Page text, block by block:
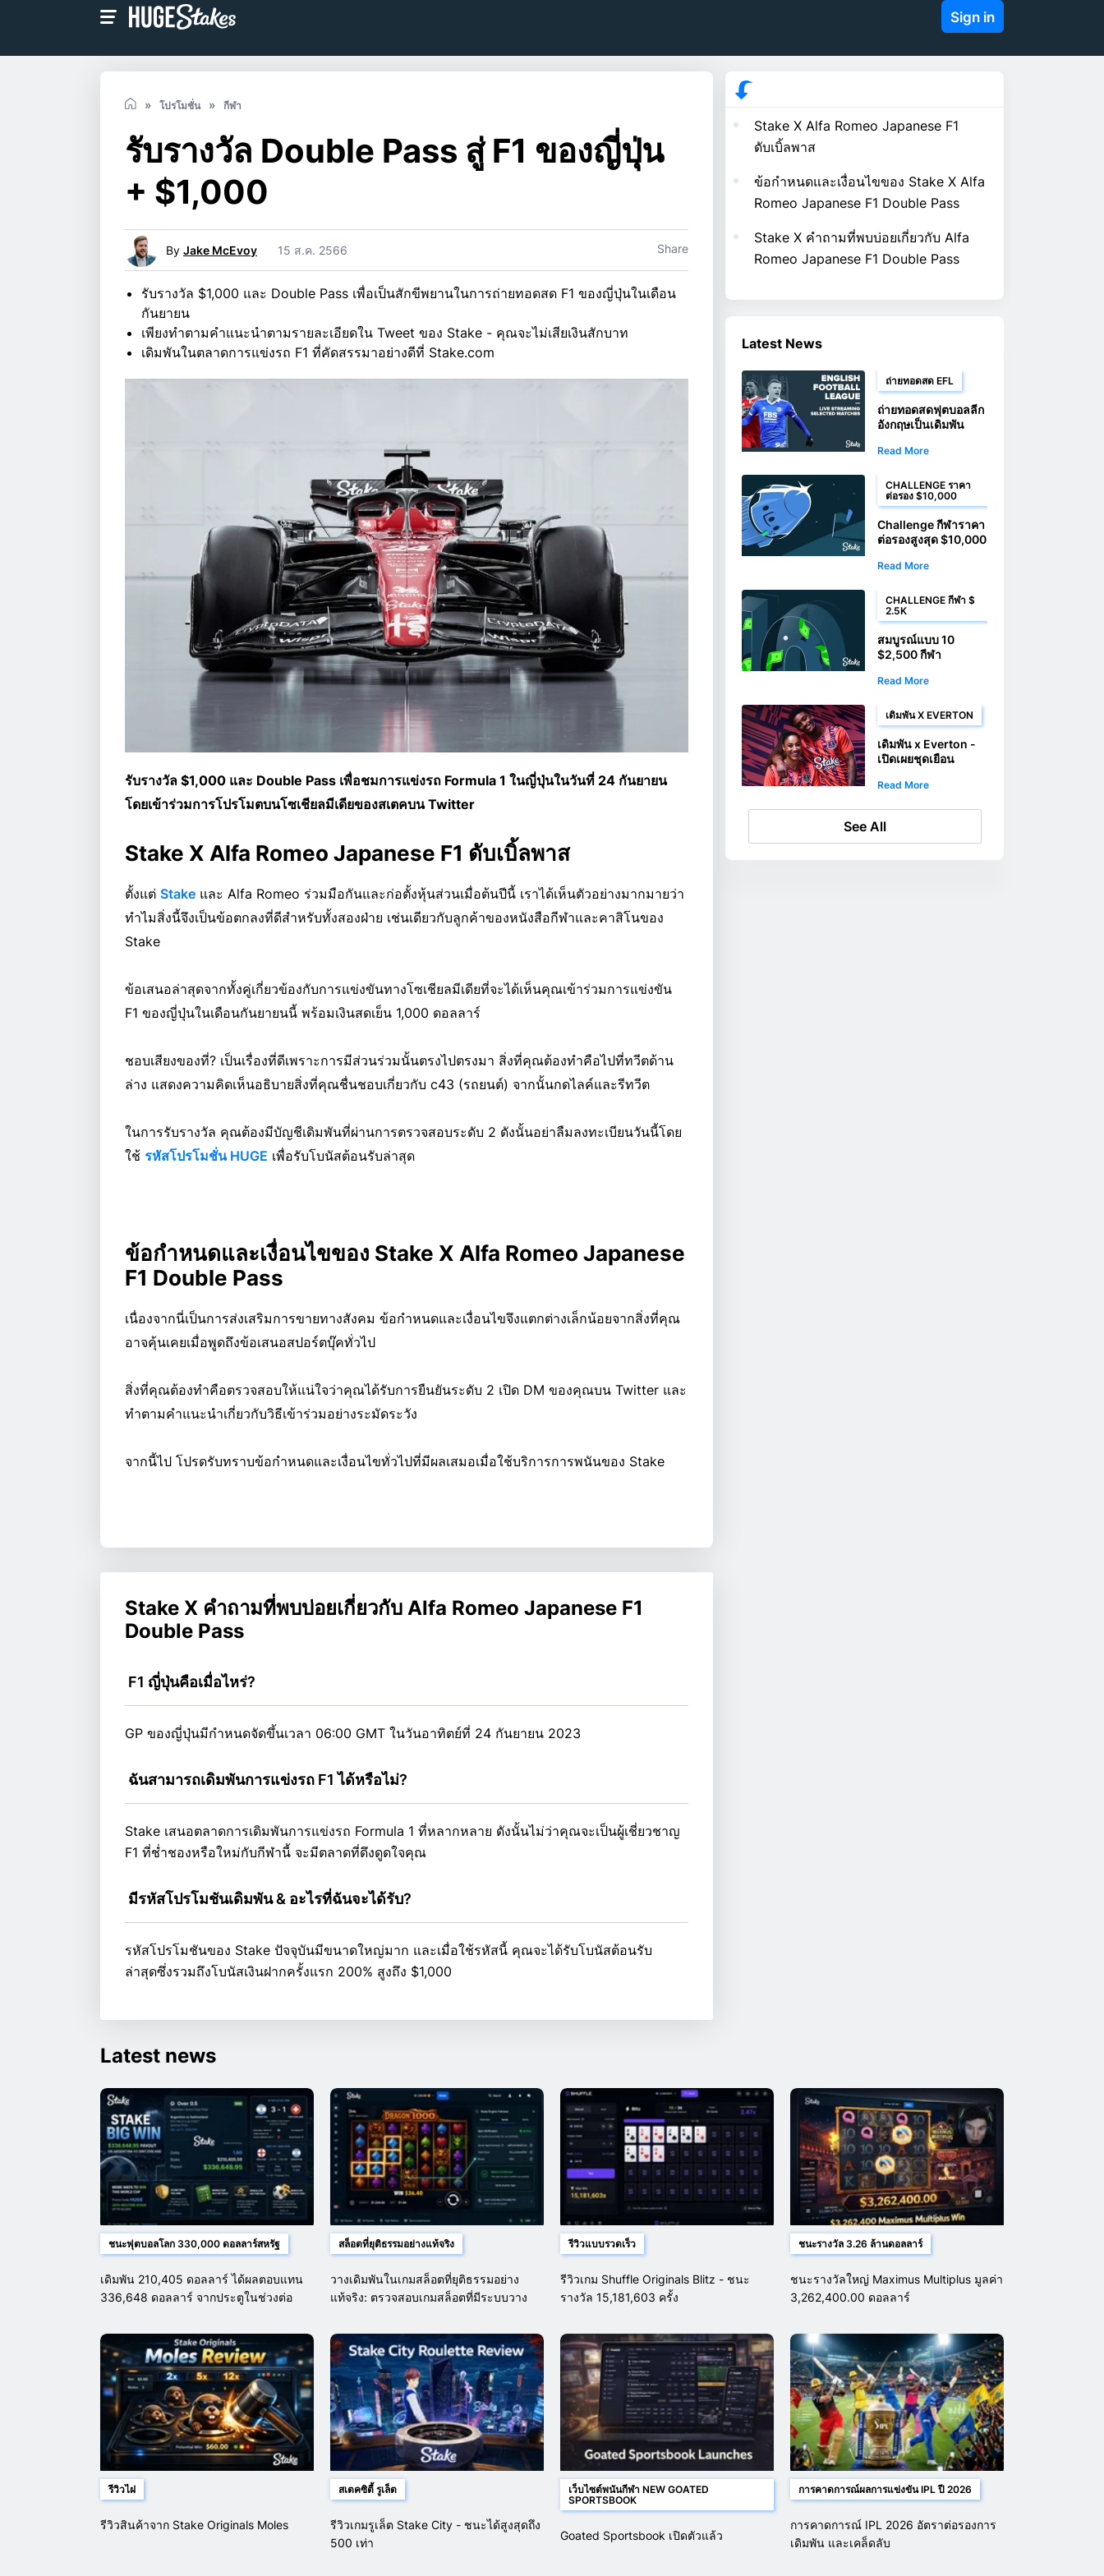
Sign in
โปรโมชั่น กีฬา
รับรางวัล Double Pass สู่ F1 ของญี่ปุ่น
+ $1,000
By Jake McEvoy 15 ส.ค. 2566 Share
รับรางวัล $1,000 และ Double Pass เพื่อเป็นสักขีพยานในการถ่ายทอดสด F1 ของญี่ปุ่นในเดือน
กันยายน
เพียงทำตามคำแนะนำตามรายละเอียดใน Tweet ของ Stake - คุณจะไม่เสียเงินสักบาท
เดิมพันในตลาดการแข่งรถ F1 ที่คัดสรรมาอย่างดีที่ Stake.com
รับรางวัล $1,000 และ Double Pass เพื่อชมการแข่งรถ Formula 1 ในญี่ปุ่นในวันที่ 24 กันยายน
โดยเข้าร่วมการโปรโมตบนโซเชียลมีเดียของสเตคบน Twitter
Stake X Alfa Romeo Japanese F1 ดับเบิ้ลพาส
ตั้งแต่ Stake และ Alfa Romeo ร่วมมือกันและก่อตั้งหุ้นส่วนเมื่อต้นปีนี้ เราได้เห็นตัวอย่างมากมายว่า
ทำไมสิ่งนี้จึงเป็นข้อตกลงที่ดีสำหรับทั้งสองฝ่าย เช่นเดียวกับลูกค้าของหนังสือกีฬาและคาสิโนของ
Stake
ข้อเสนอล่าสุดจากทั้งคู่เกี่ยวข้องกับการแข่งขันทางโซเชียลมีเดียที่จะได้เห็นคุณเข้าร่วมการแข่งขัน
F1 ของญี่ปุ่นในเดือนกันยายนนี้ พร้อมเงินสดเย็น 1,000 ดอลลาร์
ชอบเสียงของที่? เป็นเรื่องที่ดีเพราะการมีส่วนร่วมนั้นตรงไปตรงมา สิ่งที่คุณต้องทำคือไปที่ทวีตด้าน
ล่าง แสดงความคิดเห็นอธิบายสิ่งที่คุณชื่นชอบเกี่ยวกับ c43 (รถยนต์) จากนั้นกดไลค์และรีทวีต
ในการรับรางวัล คุณต้องมีบัญชีเดิมพันที่ผ่านการตรวจสอบระดับ 2 ดังนั้นอย่าลืมลงทะเบียนวันนี้โดย
ใช้ รหัสโปรโมชั่น HUGE เพื่อรับโบนัสต้อนรับล่าสุด
ข้อกำหนดและเงื่อนไขของ Stake X Alfa Romeo Japanese
F1 Double Pass
เนื่องจากนี่เป็นการส่งเสริมการขายทางสังคม ข้อกำหนดและเงื่อนไขจึงแตกต่างเล็กน้อยจากสิ่งที่คุณ
อาจคุ้นเคยเมื่อพูดถึงข้อเสนอสปอร์ตบุ๊คทั่วไป
สิ่งที่คุณต้องทำคือตรวจสอบให้แน่ใจว่าคุณได้รับการยืนยันระดับ 2 เปิด DM ของคุณบน Twitter และ
ทำตามคำแนะนำเกี่ยวกับวิธีเข้าร่วมอย่างระมัดระวัง
จากนี้ไป โปรดรับทราบข้อกำหนดและเงื่อนไขทั่วไปที่มีผลเสมอเมื่อใช้บริการการพนันของ Stake
Stake X คำถามที่พบบ่อยเกี่ยวกับ Alfa Romeo Japanese F1
Double Pass
F1 ญี่ปุ่นคือเมื่อไหร่?
GP ของญี่ปุ่นมีกำหนดจัดขึ้นเวลา 06:00 GMT ในวันอาทิตย์ที่ 24 กันยายน 2023
ฉันสามารถเดิมพันการแข่งรถ F1 ได้หรือไม่?
Stake เสนอตลาดการเดิมพันการแข่งรถ Formula 1 ที่หลากหลาย ดังนั้นไม่ว่าคุณจะเป็นผู้เชี่ยวชาญ
F1 ที่ช่ำชองหรือใหม่กับกีฬานี้ จะมีตลาดที่ดึงดูดใจคุณ
มีรหัสโปรโมชันเดิมพัน & อะไรที่ฉันจะได้รับ?
รหัสโปรโมชันของ Stake ปัจจุบันมีขนาดใหญ่มาก และเมื่อใช้รหัสนี้ คุณจะได้รับโบนัสต้อนรับ
ล่าสุดซึ่งรวมถึงโบนัสเงินฝากครั้งแรก 200% สูงถึง $1,000
Stake X Alfa Romeo Japanese F1
ดับเบิ้ลพาส
ข้อกำหนดและเงื่อนไขของ Stake X Alfa
Romeo Japanese F1 Double Pass
Stake X คำถามที่พบบ่อยเกี่ยวกับ Alfa
Romeo Japanese F1 Double Pass
Latest News
ถ่ายทอดสด EFL
ถ่ายทอดสดฟุตบอลลีก
อังกฤษเป็นเดิมพัน
Read More
CHALLENGE ราคา
ต่อรอง $10,000
Challenge กีฬาราคา
ต่อรองสูงสุด $10,000
Read More
CHALLENGE กีฬา $
2.5K
สมบูรณ์แบบ 10
$2,500 กีฬา
Read More
เดิมพัน X EVERTON
เดิมพัน x Everton -
เปิดเผยชุดเยือน
Read More
See All
Latest news
ชนะฟุตบอลโลก 330,000 ดอลลาร์สหรัฐ
เดิมพัน 210,405 ดอลลาร์ ได้ผลตอบแทน
336,648 ดอลลาร์ จากประตูในช่วงต่อ
สล็อตที่ยุติธรรมอย่างแท้จริง
วางเดิมพันในเกมสล็อตที่ยุติธรรมอย่าง
แท้จริง: ตรวจสอบเกมสล็อตที่มีระบบวาง
รีวิวแบบรวดเร็ว
รีวิวเกม Shuffle Originals Blitz - ชนะ
รางวัล 15,181,603 ครั้ง
ชนะรางวัล 3.26 ล้านดอลลาร์
ชนะรางวัลใหญ่ Maximus Multiplus มูลค่า
3,262,400.00 ดอลลาร์
รีวิวไฝ
รีวิวสินค้าจาก Stake Originals Moles
สเตคซิตี้ รูเล็ต
รีวิวเกมรูเล็ต Stake City - ชนะได้สูงสุดถึง
500 เท่า
เว็บไซต์พนันกีฬา NEW GOATED
SPORTSBOOK
Goated Sportsbook เปิดตัวแล้ว
การคาดการณ์ผลการแข่งขัน IPL ปี 2026
การคาดการณ์ IPL 2026 อัตราต่อรองการ
เดิมพัน และเคล็ดลับ